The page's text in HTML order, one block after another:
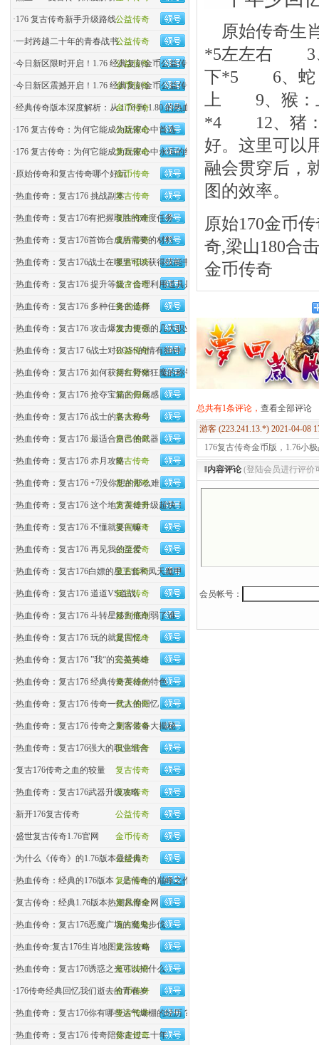
公益传奇
·176 复古传奇新手升级路线
公益传奇
·一封跨越二十年的青春战书
公益传奇
·今日新区限时开启！1.76 经典复刻金币公益传奇
金币传奇
·今日新区震撼开启！1.76 经典复刻金币公益传奇，零氪�
金币传奇
·经典传奇版本深度解析：从 1.70 到 1.80 的热血变迁
公益传奇
·176 复古传奇：为何它能成为玩家心中首选
复古传奇
·176 复古传奇：为何它能成为玩家心中永恒的经典？
金币传奇
·原始传奇和复古传奇哪个好玩
复古传奇
·热血传奇：复古176 挑战副本
复古传奇
·热血传奇：复古176有把握取胜的难度任务
复古传奇
·热血传奇：复古176首饰合成所需要的材料
复古传奇
·热血传奇：复古176战士在哪里可以获得技能书
复古传奇
·热血传奇：复古176 提升等级？合理利用道具是关键
复古传奇
·热血传奇：复古176 多种任务的选择
复古传奇
·热血传奇：复古176 攻击爆发力更强的几大职业
公益传奇
·热血传奇：复古17 6战士对BOSS的情有独钟！
复古传奇
·热血传奇：复古176 如何获得红野猪狂魔的称号？
复古传奇
·热血传奇：复古176 抢夺宝箱的归属感
复古传奇
·热血传奇：复古176 战士的各大称号
复古传奇
·热血传奇：复古176 最适合自己的武器
复古传奇
·热血传奇：复古176 赤月攻略
复古传奇
·热血传奇：复古176 +7没你想的那么难
复古传奇
·热血传奇：复古176 这个地方英雄升级超快！
复古传奇
·热血传奇：复古176 不懂就要问嘛！
公益传奇
·热血传奇：复古176 再见我的至爱
复古传奇
·热血传奇：复古176白嫖的星王套和凤天魔甲
复古传奇
·热血传奇：复古176 道道VS道战
复古传奇
·热血传奇：复古176 斗转星移到底削弱了谁
复古传奇
·热血传奇：复古176 玩的就是回忆！
公益传奇
·热血传奇：复古176 ”我“的完美英雄
复古传奇
·热血传奇：复古176 经典传奇英雄的特色
复古传奇
·热血传奇：复古176 传奇一代人的回忆
复古传奇
·热血传奇：复古176 传奇之刺客装备大揭秘
复古传奇
·热血传奇：复古176强大的职业组合
复古传奇
·复古176传奇之血的较量
复古传奇
·热血传奇：复古176武器升级攻略
公益传奇
·新开176复古传奇
金币传奇
·盛世复古传奇1.76官网
公益传奇
·为什么《传奇》的1.76版本最经典?
复古传奇
·热血传奇：经典的176版本，是传奇的巅峰之作吗？
复古传奇
·复古传奇：经典1.76版本热潮风靡全网
复古传奇
·热血传奇：复古176恶魔广场的魔鬼步伐
复古传奇
·热血传奇:复古176生肖地图走法攻略
复古传奇
·热血传奇：复古176诱惑之光可以招什么
金币传奇
·176传奇经典回忆我们逝去的青春岁
复古传奇
·热血传奇：复古176你有哪些运气爆棚的经历？
复古传奇
·热血传奇：复古176 传奇陪你走过二十年
原始传奇生
*5左左右 3
下*5 6、蛇
上 9、猴
*4 12、猪：
好。这里可以
融会贯穿后，
图的效率。
原始170金币
奇,梁山180合
金币传奇
总共有1条评论， 查看全部评论
游客 (223.241.13.*) 2021-04-08
176复古传奇金币版，1.76小
‖内容评论 (登陆会员进行评价
会员帐号：